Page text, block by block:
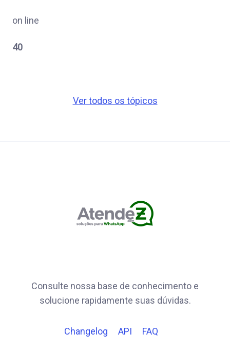
on line
40
Ver todos os tópicos
Consulte nossa base de conhecimento e
solucione rapidamente suas dúvidas.
Changelog API FAQ